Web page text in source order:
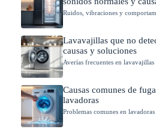
Ruidos, vibraciones y
Lavavajillas que no
causas y soluciones
Averías frecuentes en lavavajillas
Causas comunes de
lavadoras
Problemas comunes en lavadoras